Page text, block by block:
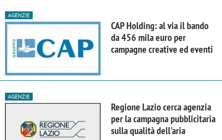
AGENZIE
CAP Holding: al via il bando
da 456 mila euro per
campagne creative ed eventi
AGENZIE
Regione Lazio cerca agenzia
per la campagna pubblicitaria
sulla qualità dell'aria